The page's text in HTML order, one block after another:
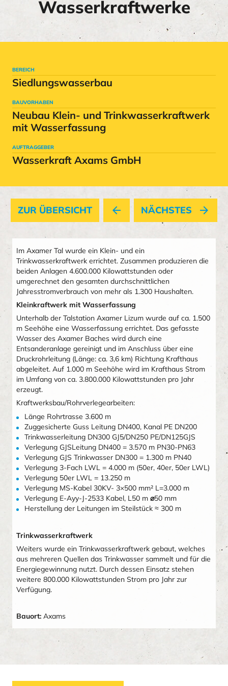
Wasserkraftwerke
BEREICH
Siedlungswasserbau
BAUVORHABEN
Neubau Klein- und Trinkwasserkraftwerk
mit Wasserfassung
AUFTRAGGEBER
Wasserkraft Axams GmbH
ZUR ÜBERSICHT arrow_back NÄCHSTES arrow_forward
Im Axamer Tal wurde ein Klein- und ein
Trinkwasserkraftwerk errichtet. Zusammen produzieren die
beiden Anlagen 4.600.000 Kilowattstunden oder
umgerechnet den gesamten durchschnittlichen
Jahresstromverbrauch von mehr als 1.300 Haushalten.
Kleinkraftwerk mit Wasserfassung
Unterhalb der Talstation Axamer Lizum wurde auf ca. 1.500
m Seehöhe eine Wasserfassung errichtet. Das gefasste
Wasser des Axamer Baches wird durch eine
Entsanderanlage gereinigt und im Anschluss über eine
Druckrohrleitung (Länge: ca. 3,6 km) Richtung Krafthaus
abgeleitet. Auf 1.000 m Seehöhe wird im Krafthaus Strom
im Umfang von ca. 3.800.000 Kilowattstunden pro Jahr
erzeugt.
Kraftwerksbau/Rohrverlegearbeiten:
Länge Rohrtrasse 3.600 m
Zuggesicherte Guss Leitung DN400, Kanal PE DN200
Trinkwasserleitung DN300 GJ5/DN250 PE/DN125GJS
Verlegung GJSLeitung DN400 = 3.570 m PN30-PN63
Verlegung GJS Trinkwasser DN300 = 1.300 m PN40
Verlegung 3-Fach LWL = 4.000 m (50er, 40er, 50er LWL)
Verlegung 50er LWL = 13.250 m
Verlegung MS-Kabel 30KV- 3×500 mm² L=3.000 m
Verlegung E-Ayy-J-2533 Kabel, L50 m ⌀50 mm
Herstellung der Leitungen im Steilstück ≈ 300 m
Trinkwasserkraftwerk
Weiters wurde ein Trinkwasserkraftwerk gebaut, welches
aus mehreren Quellen das Trinkwasser sammelt und für die
Energiegewinnung nutzt. Durch dessen Einsatz stehen
weitere 800.000 Kilowattstunden Strom pro Jahr zur
Verfügung.
Bauort: Axams